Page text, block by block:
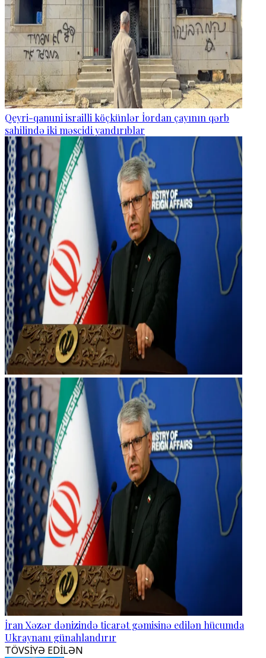
Qeyri-qanuni israilli köçkünlər İordan çayının qərb
sahilində iki məscidi yandırıblar
İran Xəzər dənizində ticarət gəmisinə edilən hücumda
Ukraynanı günahlandırır
TÖVSİYƏ EDİLƏN